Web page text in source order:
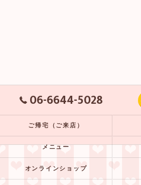
06-6644-5028
ご帰宅（ご来店）
メニュー
オンラインショップ